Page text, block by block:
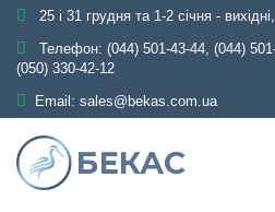
25 і 31 грудня та 1-2 січня -
Телефон: (044) 501-43-44, (044)
(050) 330-42-12
Email: sales@bekas.com.ua